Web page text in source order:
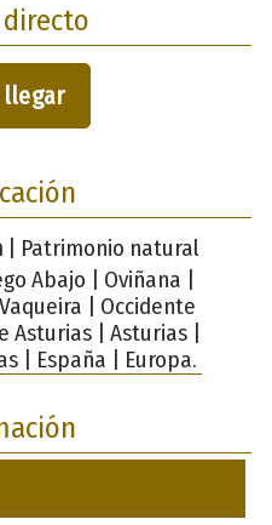
directo
llegar
| Patrimonio natural
Abajo | Oviñana |
| Occidente
Asturias | Asturias |
| España | Europa.